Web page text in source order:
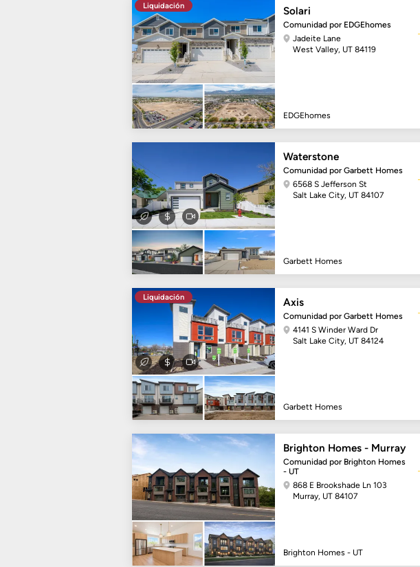
Liquidación Solari
Comunidad por EDGEhomes
Jadeite Lane
West Valley, UT 84119
EDGEhomes
Waterstone
Comunidad por Garbett Homes
6568 S Jefferson St
Salt Lake City, UT 84107
Garbett Homes
Liquidación Axis
Comunidad por Garbett Homes
4141 S Winder Ward Dr
Salt Lake City, UT 84124
Garbett Homes
Brighton Homes - Murray
Comunidad por Brighton Homes
- UT
868 E Brookshade Ln 103
Murray, UT 84107
Brighton Homes - UT